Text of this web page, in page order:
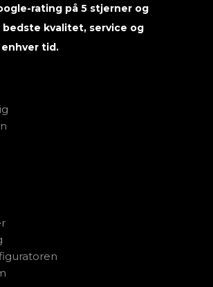
rating på 5 stjerner og
kvalitet, service og
tid.